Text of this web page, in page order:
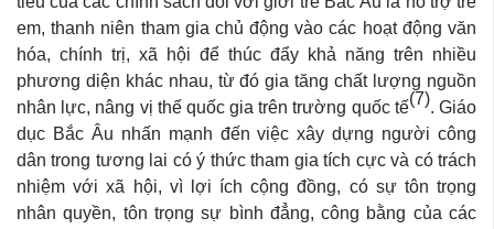
em, thanh niên tham gia chủ động vào các hoạt động văn
hóa, chính trị, xã hội để thúc đẩy khả năng trên nhiều
phương diện khác nhau, từ đó gia tăng chất lượng nguồn
nhân lực, nâng vị thế quốc gia trên trường quốc tế(7). Giáo
dục Bắc Âu nhấn mạnh đến việc xây dựng người công
dân trong tương lai có ý thức tham gia tích cực và có trách
nhiệm với xã hội, vì lợi ích cộng đồng, có sự tôn trọng
nhân quyền, tôn trọng sự bình đẳng, công bằng của các